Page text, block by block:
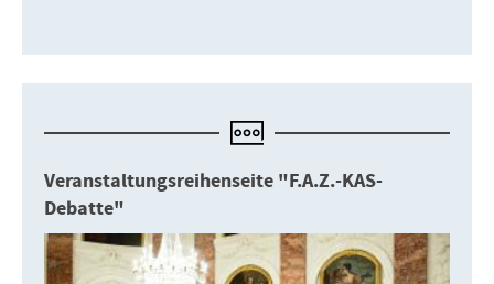
Veranstaltungsreihenseite "F.A.Z.-KAS-
Debatte"